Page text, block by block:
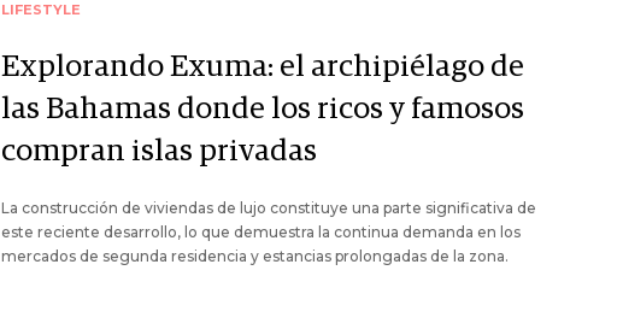
LIFESTYLE
Explorando Exuma: el archipiélago de
las Bahamas donde los ricos y famosos
compran islas privadas
La construcción de viviendas de lujo constituye una parte significativa de
este reciente desarrollo, lo que demuestra la continua demanda en los
mercados de segunda residencia y estancias prolongadas de la zona.